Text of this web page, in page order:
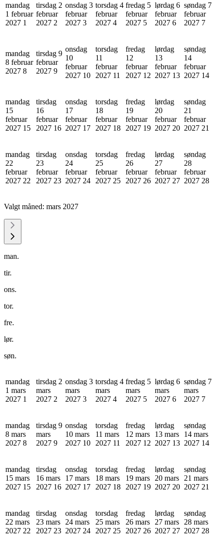
mandag
1 februar
2027 1
tirsdag 2
februar
2027 2
onsdag 3
februar
2027 3
torsdag 4
februar
2027 4
fredag 5
februar
2027 5
lørdag 6
februar
2027 6
søndag 7
februar
2027 7
mandag
8 februar
2027 8
tirsdag 9
februar
2027 9
onsdag
10
februar
2027 10
torsdag
11
februar
2027 11
fredag
12
februar
2027 12
lørdag
13
februar
2027 13
søndag
14
februar
2027 14
mandag
15
februar
2027 15
tirsdag
16
februar
2027 16
onsdag
17
februar
2027 17
torsdag
18
februar
2027 18
fredag
19
februar
2027 19
lørdag
20
februar
2027 20
søndag
21
februar
2027 21
mandag
22
februar
2027 22
tirsdag
23
februar
2027 23
onsdag
24
februar
2027 24
torsdag
25
februar
2027 25
fredag
26
februar
2027 26
lørdag
27
februar
2027 27
søndag
28
februar
2027 28
Valgt måned: mars 2027
man.
tir.
ons.
tor.
fre.
lør.
søn.
mandag
1 mars
2027 1
tirsdag 2
mars
2027 2
onsdag 3
mars
2027 3
torsdag 4
mars
2027 4
fredag 5
mars
2027 5
lørdag 6
mars
2027 6
søndag 7
mars
2027 7
mandag
8 mars
2027 8
tirsdag 9
mars
2027 9
onsdag
10 mars
2027 10
torsdag
11 mars
2027 11
fredag
12 mars
2027 12
lørdag
13 mars
2027 13
søndag
14 mars
2027 14
mandag
15 mars
2027 15
tirsdag
16 mars
2027 16
onsdag
17 mars
2027 17
torsdag
18 mars
2027 18
fredag
19 mars
2027 19
lørdag
20 mars
2027 20
søndag
21 mars
2027 21
mandag
22 mars
2027 22
tirsdag
23 mars
2027 23
onsdag
24 mars
2027 24
torsdag
25 mars
2027 25
fredag
26 mars
2027 26
lørdag
27 mars
2027 27
søndag
28 mars
2027 28